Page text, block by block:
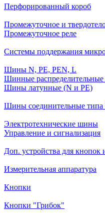
Перфорированный короб
Промежуточное и
Промежуточное реле
Системы поддержания
Шины N, PE, PEN, L
Шинные распределительные
Шины латунные (N и PE)
Шины соединительные типа
Электротехнические шины
Управление и сигнализация
Доп. устройства для кнопок
Измерительная аппаратура
Кнопки
Кнопки "Грибок"